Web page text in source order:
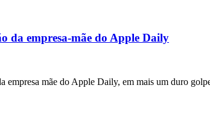
da empresa-mãe do Apple Daily
mãe do Apple Daily, em mais um duro